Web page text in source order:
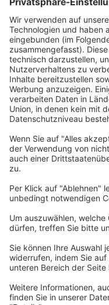
Rechtliches
Allgemeine
Widerrufsbelehrung
Datenschutzerklärung
Impressum
Newsletter
Per E-Mail informieren wir
Zum Newsletter anmelden
vhs Post
Zur vhs Post anmelden
Kontrast